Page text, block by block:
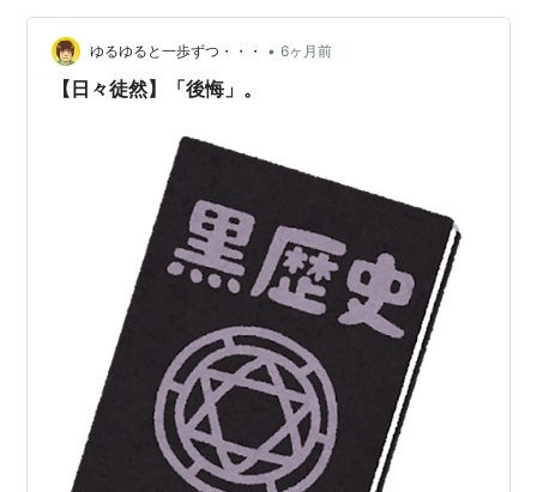
ゆるゆると一歩ずつ・・・ • 6ヶ月前
【日々徒然】「後悔」。